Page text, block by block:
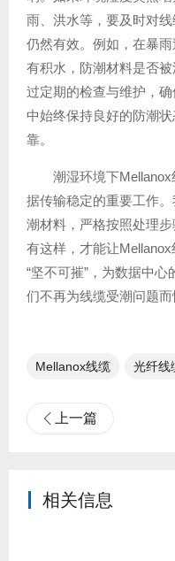
雨、洪水等，要及时对
仍然有效。例如，在暴
有积水，防潮材料是否
过定期的检查与维护，确
中始终保持良好的防潮
靠。
潮湿环境下
据传输稳定的重要工作
潮材料，严格按照处理
有这样，才能让Mellanox
“坚不可摧”，为数据中
们不再为线缆受潮问题而
Mellanox线缆 光纤线
上一篇
相关信息